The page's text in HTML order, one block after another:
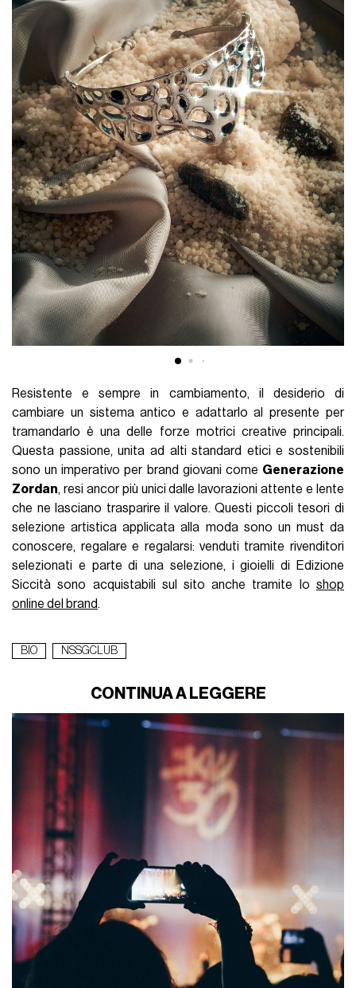
Resistente e sempre in cambiamento, il desiderio di
cambiare un sistema antico e adattarlo al presente per
tramandarlo è una delle forze motrici creative principali.
Questa passione, unita ad alti standard etici e sostenibili
sono un imperativo per brand giovani come Generazione
Zordan, resi ancor più unici dalle lavorazioni attente e lente
che ne lasciano trasparire il valore. Questi piccoli tesori di
selezione artistica applicata alla moda sono un must da
conoscere, regalare e regalarsi: venduti tramite rivenditori
selezionati e parte di una selezione, i gioielli di Edizione
Siccità sono acquistabili sul sito anche tramite lo shop
online del brand.
BIO NSSGCLUB
CONTINUA A LEGGERE